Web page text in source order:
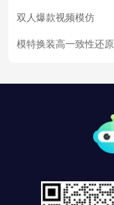
双人爆款视频模仿
模特换装高一致性还原